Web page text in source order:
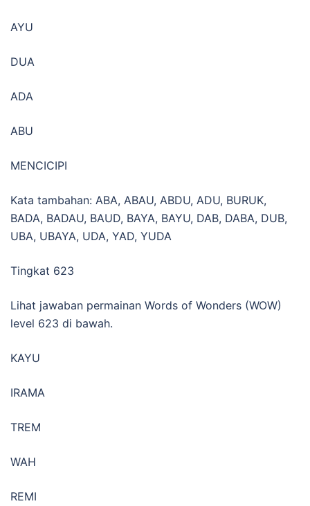
AYU
DUA
ADA
ABU
MENCICIPI
Kata tambahan: ABA, ABAU, ABDU, ADU, BURUK,
BADA, BADAU, BAUD, BAYA, BAYU, DAB, DABA, DUB,
UBA, UBAYA, UDA, YAD, YUDA
Tingkat 623
Lihat jawaban permainan Words of Wonders (WOW)
level 623 di bawah.
KAYU
IRAMA
TREM
WAH
REMI